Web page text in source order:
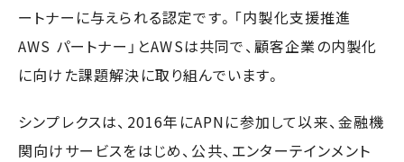
ートナーに与えられる認定です。「内製化支援推進
AWS パートナー」とAWSは共同で、顧客企業の内製化
に向けた課題解決に取り組んでいます。
シンプレクスは、2016年にAPNに参加して以来、金融機
関向けサービスをはじめ、公共、エンターテインメント